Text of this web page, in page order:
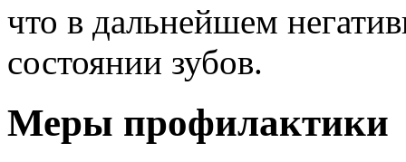
что в дальнейшем
состоянии зубов.
Меры профилактики